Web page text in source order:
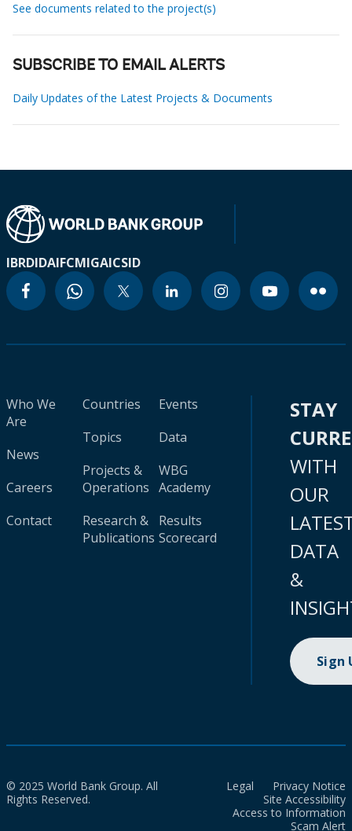
See documents related to the project(s)
SUBSCRIBE TO EMAIL ALERTS
Daily Updates of the Latest Projects & Documents
IBRDIDAIFCMIGAICSID
Who We
Are
News
Careers
Contact
Countries
Topics
Projects &
Operations
Research &
Publications
Events
Data
WBG
Academy
Results
Scorecard
STAY
WITH
OUR
DATA
&
Sign
© 2025 World Bank Group. All
Rights Reserved.
Legal
Privacy Notice
Site Accessibility
Access to Information
Scam Alert